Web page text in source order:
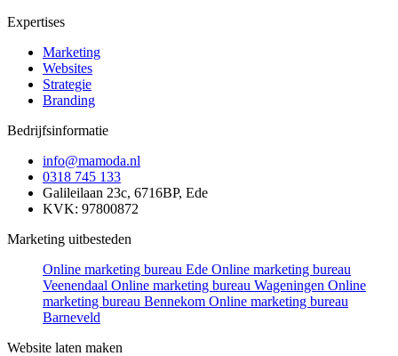
Expertises
Marketing
Websites
Strategie
Branding
Bedrijfsinformatie
info@mamoda.nl
0318 745 133
Galileilaan 23c, 6716BP, Ede
KVK: 97800872
Marketing uitbesteden
Online marketing bureau Ede Online marketing bureau
Veenendaal Online marketing bureau Wageningen Online
marketing bureau Bennekom Online marketing bureau
Barneveld
Website laten maken